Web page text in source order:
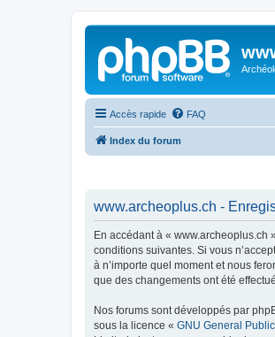
Accès rapide FAQ
Index du forum
www.archeoplus.ch -
En accédant à « www.archeoplus.ch
conditions suivantes. Si vous
à n’importe quel moment et nous
que des changements ont été
Nos forums sont développés par
sous la licence « GNU General